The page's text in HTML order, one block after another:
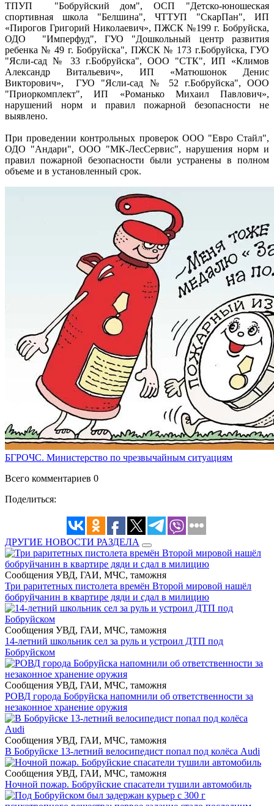
ТПУП "Бобруйский дом", ОСП "Детско-юношеская
спортивная школа "Белшина", ЧТТУП "СкарПан", ИП
«Пирогов Григорий Николаевич», ПЖСК №199 г. Бобруйска,
ОДО "Имперфуд", ГУО "Дошкольный центр развития
ребенка № 49 г. Бобруйска", ПЖСК № 173 г.Бобруйска, ГУО
"Ясли-сад № 33 г.Бобруйска", ООО "СТК", ИП «Климов
Александр Витальевич», ИП «Матюшонок Денис
Викторович», ГУО "Ясли-сад № 52 г.Бобруйска", ООО
"Приоркомплект", ИП «Романько Михаил Павлович»,
нарушений норм и правил пожарной безопасности не
выявлено.
При проведении контрольных проверок ООО "Евро Стайл",
ОДО "Андари", ООО "МК-ЛесСервис", нарушения норм и
правил пожарной безопасности были устранены в полном
объеме и в установленный срок.
БГРОЧС. Министерство по чрезвычайным ситуациям
Всего комментариев 0
Поделиться:
ДРУГИЕ НОВОСТИ РАЗДЕЛА
Сообщения УВД, ГАИ, МЧС, таможня
Три раритетных пистолета времён Второй мировой нашёл
бобруйчанин в квартире дяди и сдал в милицию
Сообщения УВД, ГАИ, МЧС, таможня
14-летний школьник сел за руль и устроил ДТП под
Бобруйском
Сообщения УВД, ГАИ, МЧС, таможня
РОВД города Бобруйска напомнили об ответственности за
незаконное хранение оружия
Сообщения УВД, ГАИ, МЧС, таможня
В Бобруйске 13-летний велосипедист попал под колёса Audi
Сообщения УВД, ГАИ, МЧС, таможня
Ночной пожар. Бобруйские спасатели тушили автомобиль